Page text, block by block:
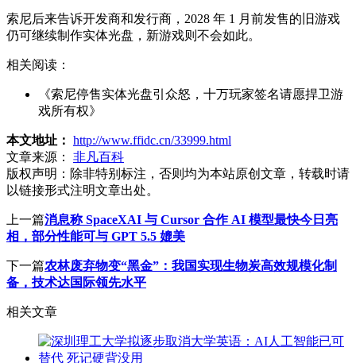
索尼后来告诉开发商和发行商，2028 年 1 月前发售的旧游戏
仍可继续制作实体光盘，新游戏则不会如此。
相关阅读：
《索尼停售实体光盘引众怒，十万玩家签名请愿捍卫游
戏所有权》
本文地址： http://www.ffidc.cn/33999.html
文章来源：
非凡百科
版权声明： 除非特别标注，否则均为本站原创文章，转载时请
以链接形式注明文章出处。
上一篇消息称 SpaceXAI 与 Cursor 合作 AI 模型最快今日亮
相，部分性能可与 GPT 5.5 媲美
下一篇农林废弃物变“黑金”：我国实现生物炭高效规模化制
备，技术达国际领先水平
相关文章